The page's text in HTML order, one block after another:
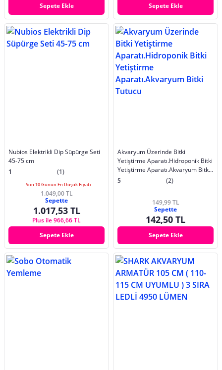
Sepete Ekle Sepete Ekle
Nubios Elektrikli Dip Süpürge Seti
45-75 cm
1
(1)
Son 10 Günün En Düşük Fiyatı
1.049,00 TL
Sepette
1.017,53 TL
Plus ile 966,66 TL
Sepete Ekle
Akvaryum Üzerinde Bitki
Yetiştirme Aparatı.Hidroponik Bitki
Yetiştirme Aparatı.Akvaryum Bitki
Tutucu
5 (2)
149,99 TL
Sepette
142,50 TL
Sepete Ekle